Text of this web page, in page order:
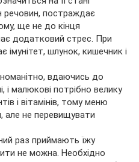
речовин, постраждає
ще не до кінця
додатковий стрес. При
імунітет, шлунок, кишечник і
вдаючись до
і малюкові потрібно велику
і вітамінів, тому меню
але не перевищувати
раз приймають їжу
не можна. Необхідно